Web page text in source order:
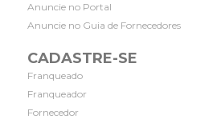
Anuncie no Portal
Anuncie no Guia de Fornecedores
CADASTRE-SE
Franqueado
Franqueador
Fornecedor